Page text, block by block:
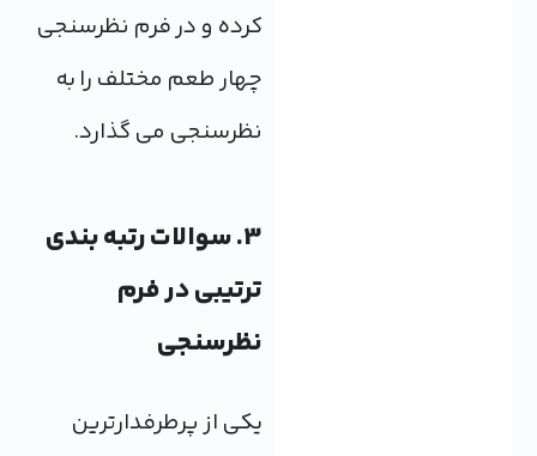
کرده و در فرم نظرسنجی
چهار طعم مختلف را به
نظرسنجی می گذارد.
3. سوالات رتبه بندی
ترتیبی در فرم
نظرسنجی
یکی از پرطرفدارترین